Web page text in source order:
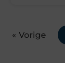
« Vorige